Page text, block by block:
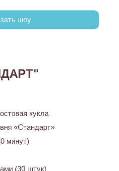
шоу
кукла
«Стандарт»
минут)
(30 штук)